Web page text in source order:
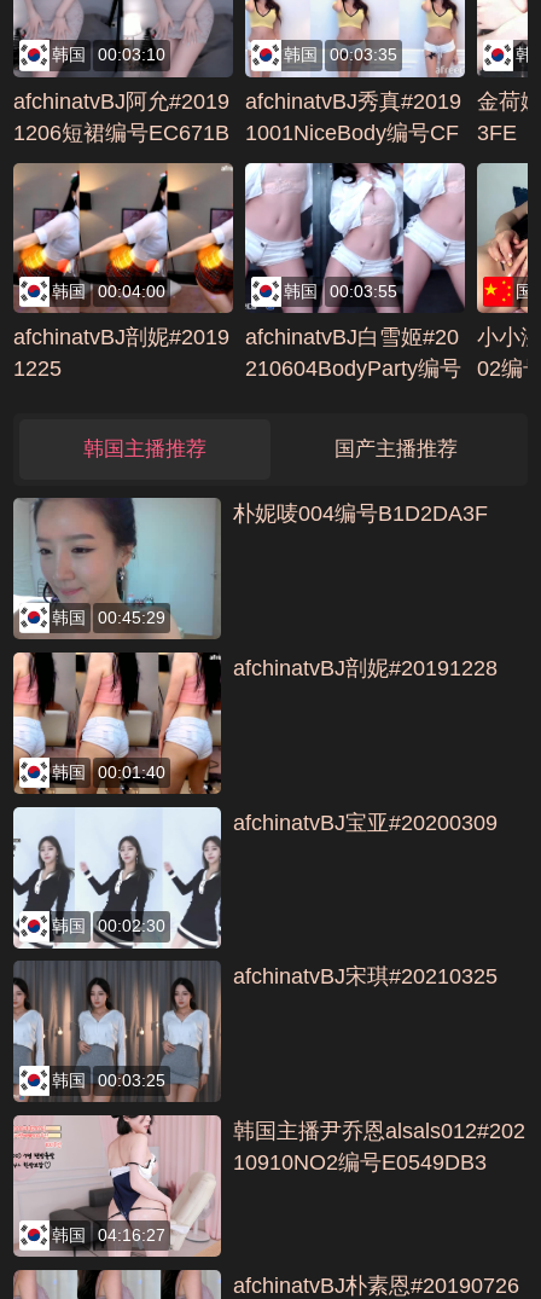
韩国 00:03:10
afchinatvBJ阿允#2019
1206短裙编号EC671B
8E
韩国 00:03:35
afchinatvBJ秀真#2019
1001NiceBody编号CF
D5BB6C
韩
金荷
3FE
韩国 00:04:00
afchinatvBJ剖妮#2019
1225
韩国 00:03:55
afchinatvBJ白雪姬#20
210604BodyParty编号
国
小小
02编
韩国主播推荐 国产主播推荐
韩国 00:45:29
朴妮唛004编号B1D2DA3F
韩国 00:01:40
afchinatvBJ剖妮#20191228
韩国 00:02:30
afchinatvBJ宝亚#20200309
韩国 00:03:25
afchinatvBJ宋琪#20210325
韩国 04:16:27
韩国主播尹乔恩alsals012#202
10910NO2编号E0549DB3
afchinatvBJ朴素恩#20190726